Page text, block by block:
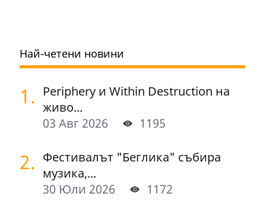
Най-четени новини
1. Periphery и Within Destruction на
живо...
03 Авг 2026
1195
2. Фестивалът "Беглика" събира
музика,...
30 Юли 2026
1172